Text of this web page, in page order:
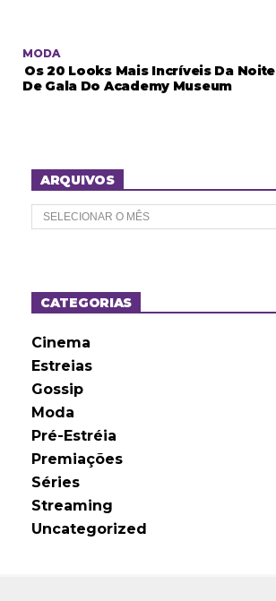
MODA
Os 20 Looks Mais Incríveis Da Noite
De Gala Do Academy Museum
ARQUIVOS
A
r
o
sCATEGORIAS
Cinema
Estreias
Gossip
Moda
Pré-Estréia
Premiações
Séries
Streaming
Uncategorized